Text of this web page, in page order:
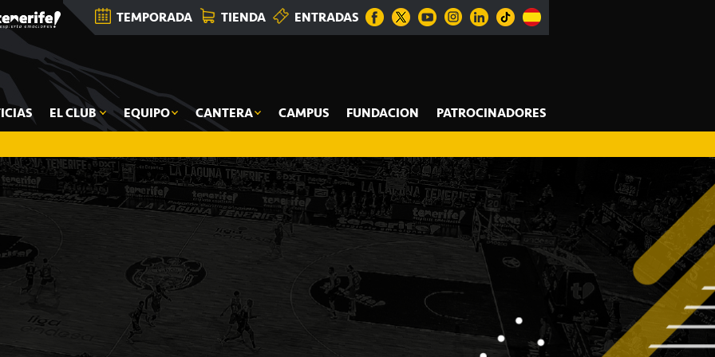
TEMPORADA TIENDA ENTRADAS
EL CLUB EQUIPO CANTERA CAMPUS FUNDACION PATROCINADORES